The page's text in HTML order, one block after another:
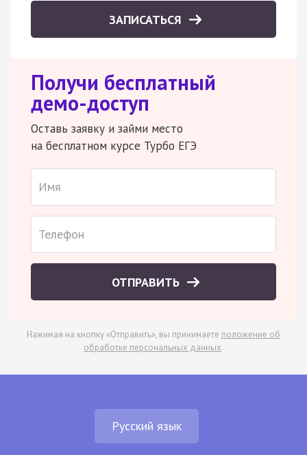
ЗАПИСАТЬСЯ
Получи бесплатный
демо-доступ
Оставь заявку и займи место
на бесплатном курсе Турбо ЕГЭ
ОТПРАВИТЬ
Нажимая на кнопку «Отправить», вы принимаете положение об
обработке персональных данных.
Русский язык